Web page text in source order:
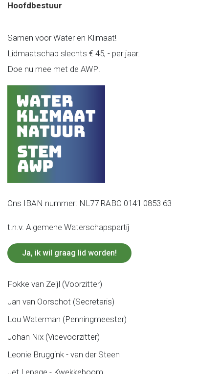
Hoofdbestuur
Samen voor Water en Klimaat!
Lidmaatschap slechts € 45, - per jaar.
Doe nu mee met de AWP!
Ons IBAN nummer: NL77 RABO 0141 0853 63
t.n.v. Algemene Waterschapspartij
Ja, ik wil graag lid worden!
Fokke van Zeijl (Voorzitter)
Jan van Oorschot (Secretaris)
Lou Waterman (Penningmeester)
Johan Nix (Vicevoorzitter)
Leonie Bruggink - van der Steen
Jet Lepage - Kwekkeboom